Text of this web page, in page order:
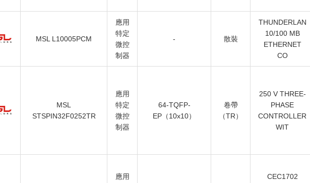
MSL L10005PCM
應用
特定
微控
制器
- 散裝
THUNDERLAN
10/100 MB
ETHERNET
CO
MSL
STSPIN32F0252TR
應用
特定
微控
制器
64-TQFP-
EP（10x10）
卷帶
（TR）
250 V THREE-
PHASE
CONTROLLER
WIT
應用
CEC1702